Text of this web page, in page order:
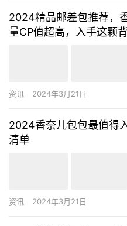
2024精品邮差包推荐，
量CP值超高，入手这颗
资讯 2024年3月21日
2024香奈儿包包最值得
清单
资讯 2024年3月21日